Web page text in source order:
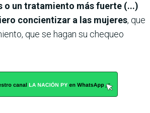
o un tratamiento más fuerte (...)
concientizar a las mujeres, que
que se hagan su chequeo